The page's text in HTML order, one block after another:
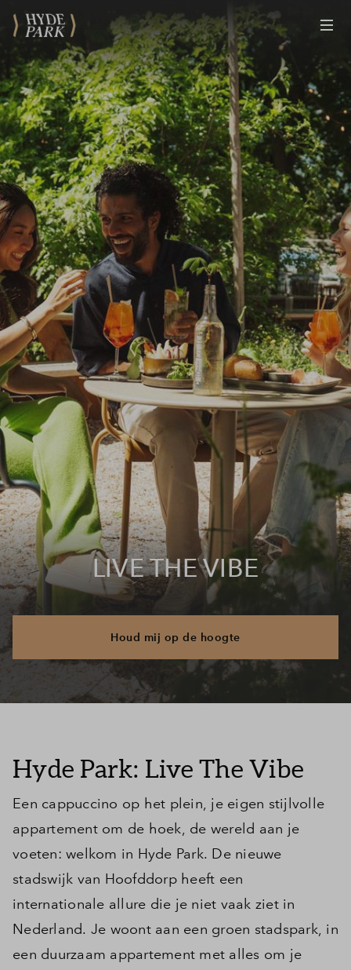
LIVE THE VIBE
Houd mij op de hoogte
Hyde Park: Live The Vibe
Een cappuccino op het plein, je eigen stijlvolle
appartement om de hoek, de wereld aan je
voeten: welkom in Hyde Park. De nieuwe
stadswijk van Hoofddorp heeft een
internationale allure die je niet vaak ziet in
Nederland. Je woont aan een groen stadspark, in
een duurzaam appartement met alles om je